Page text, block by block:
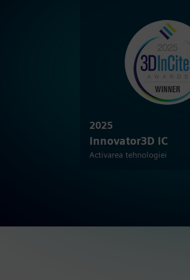
2025
Innovator3D IC
Activarea tehnologiei